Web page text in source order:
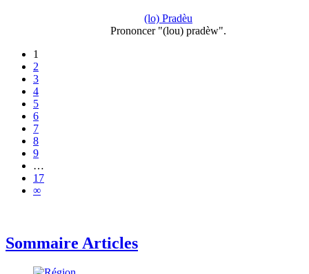
(lo) Pradèu
Prononcer "(lou) pradèw".
1
2
3
4
5
6
7
8
9
…
17
∞
Sommaire Articles